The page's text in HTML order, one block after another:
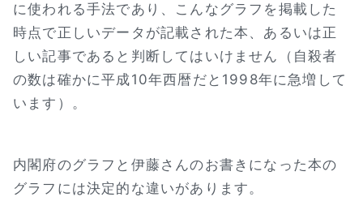
に使われる手法であり、こんなグラフを掲載した
時点で正しいデータが記載された本、あるいは正
しい記事であると判断してはいけません（自殺者
の数は確かに平成10年西暦だと1998年に急増して
います）。
内閣府のグラフと伊藤さんのお書きになった本の
グラフには決定的な違いがあります。